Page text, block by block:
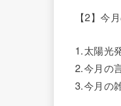
【2】今
1.太陽光
2.今月の
3.今月の